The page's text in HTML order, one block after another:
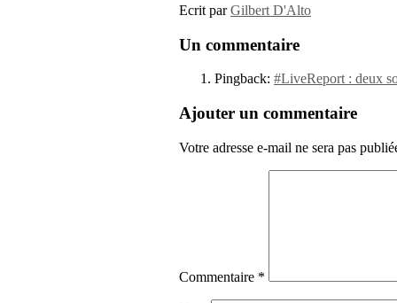
Ecrit parGilbert D'Alto
Un commentaire
Pingback: #LiveReport : deux
Ajouter un commentaire
Votre adresse e-mail ne sera pas
Commentaire *